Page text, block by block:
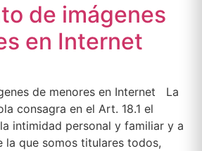
de imágenes
en Internet
de menores en Internet La
consagra en el Art. 18.1 el
intimidad personal y familiar y a
la que somos titulares todos,